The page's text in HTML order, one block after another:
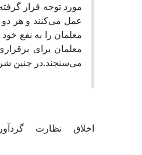
معلمان برای
می‌سنجند.در چنین
اخلاق نظارت